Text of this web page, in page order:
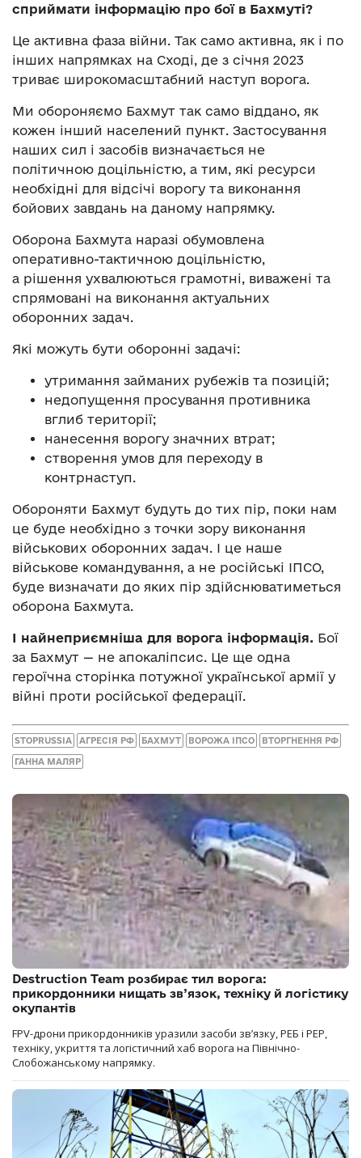
сприймати інформацію про бої в Бахмуті?
Це активна фаза війни. Так само активна, як і по
інших напрямках на Сході, де з січня 2023
триває широкомасштабний наступ ворога.
Ми обороняємо Бахмут так само віддано, як
кожен інший населений пункт. Застосування
наших сил і засобів визначається не
політичною доцільністю, а тим, які ресурси
необхідні для відсічі ворогу та виконання
бойових завдань на даному напрямку.
Оборона Бахмута наразі обумовлена
оперативно-тактичною доцільністю,
а рішення ухвалюються грамотні, виважені та
спрямовані на виконання актуальних
оборонних задач.
Які можуть бути оборонні задачі:
утримання займаних рубежів та позицій;
недопущення просування противника
вглиб території;
нанесення ворогу значних втрат;
створення умов для переходу в
контрнаступ.
Обороняти Бахмут будуть до тих пір, поки нам
це буде необхідно з точки зору виконання
військових оборонних задач. І це наше
військове командування, а не російські ІПСО,
буде визначати до яких пір здійснюватиметься
оборона Бахмута.
І найнеприємніша для ворога інформація. Бої
за Бахмут — не апокаліпсис. Це ще одна
героїчна сторінка потужної української армії у
війні проти російської федерації.
STOPRUSSIA АГРЕСІЯ РФ БАХМУТ ВОРОЖА ІПСО ВТОРГНЕННЯ РФ
ГАННА МАЛЯР
Destruction Team розбирає тил ворога:
прикордонники нищать зв’язок, техніку й логістику
окупантів
FPV-дрони прикордонників уразили засоби зв’язку, РЕБ і РЕР,
техніку, укриття та логістичний хаб ворога на Північно-
Слобожанському напрямку.